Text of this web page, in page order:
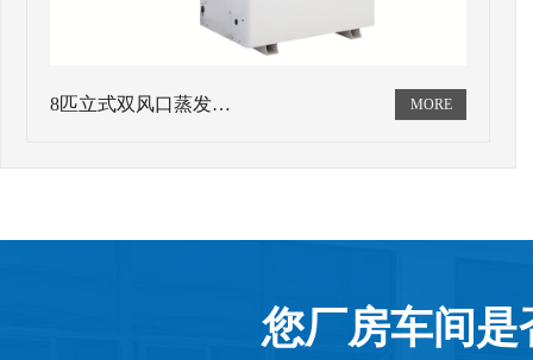
8匹立式双风口蒸发…
您厂房车间